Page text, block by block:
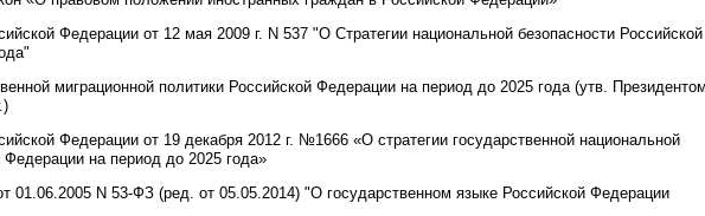
Федерации от 12 мая 2009 г. N 537 "О Стратегии национальной безопасности Российской
миграционной политики Российской Федерации на период до 2025 года (утв.
Федерации от 19 декабря 2012 г. №1666 «О стратегии государственной национальной
Федерации на период до 2025 года»
01.06.2005 N 53-ФЗ (ред. от 05.05.2014) "О государственном языке Российской Федерации